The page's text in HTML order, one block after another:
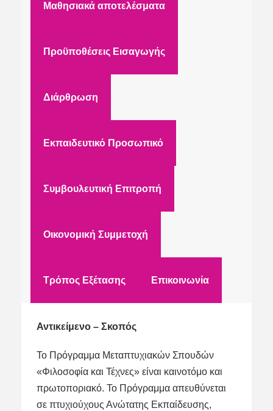
Μαθησιακά αποτελέσματα
Προϋποθέσεις Εισαγωγής
Διάρθρωση
Εκπαιδευτικό Προσωπικό
Συμβουλευτική Επιτροπή
Οικονομική Συμμετοχή
Τρόπος Εξέτασης Επικοινωνία
Αντικείμενο – Σκοπός
Το Πρόγραμμα Μεταπτυχιακών Σπουδών
«Φιλοσοφία και Τέχνες» είναι καινοτόμο και
πρωτοποριακό. Το Πρόγραμμα απευθύνεται
σε πτυχιούχους Ανώτατης Εκπαίδευσης,